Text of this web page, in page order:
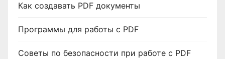
Как создавать PDF документы
Программы для работы с PDF
Советы по безопасности при работе с PDF